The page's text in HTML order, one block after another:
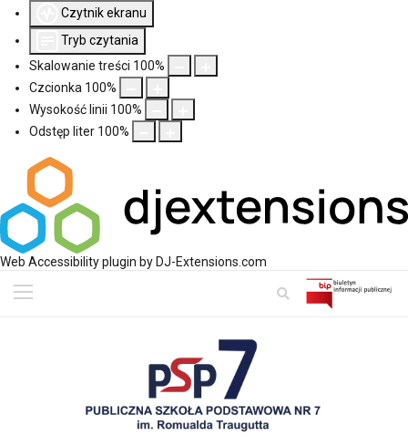
Czytnik ekranu
Tryb czytania
Skalowanie treści 100%
Czcionka 100%
Wysokość linii 100%
Odstęp liter 100%
Web Accessibility plugin by DJ-Extensions.com